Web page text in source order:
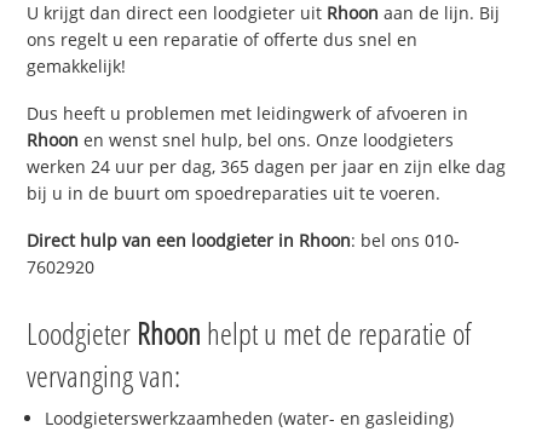
U krijgt dan direct een loodgieter uit Rhoon aan de lijn. Bij
ons regelt u een reparatie of offerte dus snel en
gemakkelijk!
Dus heeft u problemen met leidingwerk of afvoeren in
Rhoon en wenst snel hulp, bel ons. Onze loodgieters
werken 24 uur per dag, 365 dagen per jaar en zijn elke dag
bij u in de buurt om spoedreparaties uit te voeren.
Direct hulp van een loodgieter in Rhoon: bel ons 010-
7602920
Loodgieter Rhoon helpt u met de reparatie of
vervanging van:
Loodgieterswerkzaamheden (water- en gasleiding)